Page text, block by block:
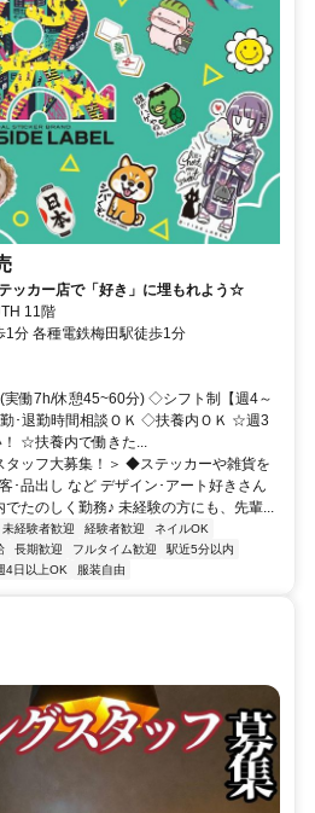
ッカー店で「好き」に埋もれよう☆
11階
分 各種電鉄梅田駅徒歩1分
働7h/休憩45~60分) ◇シフト制【週4～
･退勤時間相談ＯＫ ◇扶養内ＯＫ ☆週3
！ ☆扶養内で働きた...
タッフ大募集！＞ ◆ステッカーや雑貨を
･品出し など デザイン･アート好きさん
たのしく勤務♪ 未経験の方にも、先輩...
未経験者歓迎 経験者歓迎
ネイルOK
長期歓迎 フルタイム歓迎
駅近5分以内
4日以上OK 服装自由